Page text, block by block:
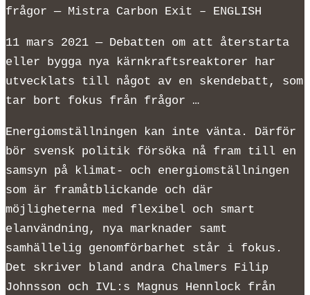
frågor — Mistra Carbon Exit – ENGLISH
11 mars 2021 — Debatten om att återstarta
eller bygga nya kärnkraftsreaktorer har
utvecklats till något av en skendebatt, som
tar bort fokus från frågor …
Energiomställningen kan inte vänta. Därför
bör svensk politik försöka nå fram till en
samsyn på klimat- och energiomställningen
som är framåtblickande och där
möjligheterna med flexibel och smart
elanvändning, nya marknader samt
samhällelig genomförbarhet står i fokus.
Det skriver bland andra Chalmers Filip
Johnsson och IVL:s Magnus Hennlock från